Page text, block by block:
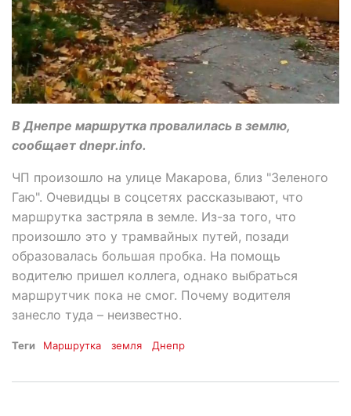
В Днепре маршрутка провалилась в землю,
сообщает dnepr.info.
ЧП произошло на улице Макарова, близ "Зеленого
Гаю". Очевидцы в соцсетях рассказывают, что
маршрутка застряла в земле. Из-за того, что
произошло это у трамвайных путей, позади
образовалась большая пробка. На помощь
водителю пришел коллега, однако выбраться
маршрутчик пока не смог. Почему водителя
занесло туда – неизвестно.
Теги Маршрутка земля Днепр